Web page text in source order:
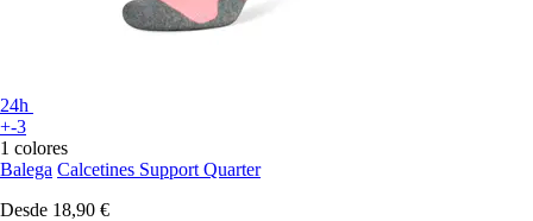
24h
+-3
1 colores
Balega Calcetines Support Quarter
Desde 18,90 €